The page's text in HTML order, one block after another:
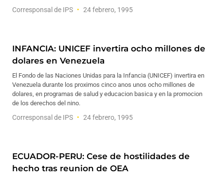
Corresponsal de IPS 24 febrero, 1995
INFANCIA: UNICEF invertira ocho millones de
dolares en Venezuela
El Fondo de las Naciones Unidas para la Infancia (UNICEF) invertira en
Venezuela durante los proximos cinco anos unos ocho millones de
dolares, en programas de salud y educacion basica y en la promocion
de los derechos del nino.
Corresponsal de IPS 24 febrero, 1995
ECUADOR-PERU: Cese de hostilidades de
hecho tras reunion de OEA